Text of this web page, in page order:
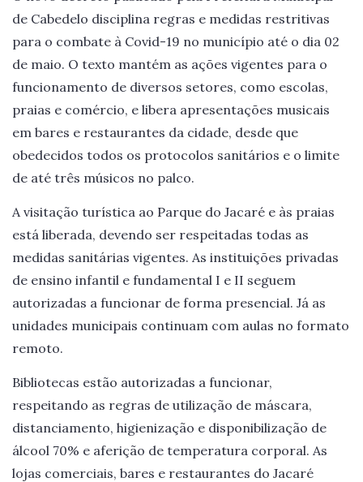
de Cabedelo disciplina regras e medidas restritivas
para o combate à Covid-19 no município até o dia 02
de maio. O texto mantém as ações vigentes para o
funcionamento de diversos setores, como escolas,
praias e comércio, e libera apresentações musicais
em bares e restaurantes da cidade, desde que
obedecidos todos os protocolos sanitários e o limite
de até três músicos no palco.
A visitação turística ao Parque do Jacaré e às praias
está liberada, devendo ser respeitadas todas as
medidas sanitárias vigentes. As instituições privadas
de ensino infantil e fundamental I e II seguem
autorizadas a funcionar de forma presencial. Já as
unidades municipais continuam com aulas no formato
remoto.
Bibliotecas estão autorizadas a funcionar,
respeitando as regras de utilização de máscara,
distanciamento, higienização e disponibilização de
álcool 70% e aferição de temperatura corporal. As
lojas comerciais, bares e restaurantes do Jacaré